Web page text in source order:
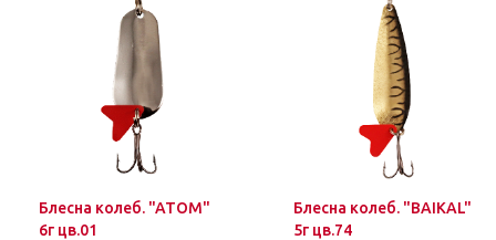
Блесна колеб. "ATOM"
6г цв.01
Блесна колеб. "BAIKAL"
5г цв.74